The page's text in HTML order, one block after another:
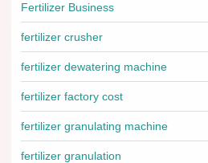
Fertilizer Business
fertilizer crusher
fertilizer dewatering machine
fertilizer factory cost
fertilizer granulating machine
fertilizer granulation